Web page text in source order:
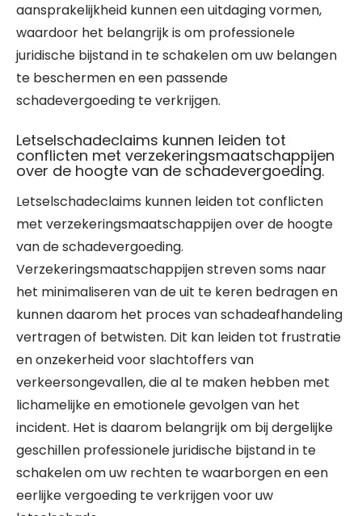
aansprakelijkheid kunnen een uitdaging vormen,
waardoor het belangrijk is om professionele
juridische bijstand in te schakelen om uw belangen
te beschermen en een passende
schadevergoeding te verkrijgen.
Letselschadeclaims kunnen leiden tot
conflicten met verzekeringsmaatschappijen
over de hoogte van de schadevergoeding.
Letselschadeclaims kunnen leiden tot conflicten
met verzekeringsmaatschappijen over de hoogte
van de schadevergoeding.
Verzekeringsmaatschappijen streven soms naar
het minimaliseren van de uit te keren bedragen en
kunnen daarom het proces van schadeafhandeling
vertragen of betwisten. Dit kan leiden tot frustratie
en onzekerheid voor slachtoffers van
verkeersongevallen, die al te maken hebben met
lichamelijke en emotionele gevolgen van het
incident. Het is daarom belangrijk om bij dergelijke
geschillen professionele juridische bijstand in te
schakelen om uw rechten te waarborgen en een
eerlijke vergoeding te verkrijgen voor uw